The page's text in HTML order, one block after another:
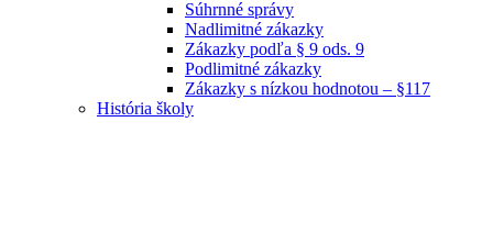
Súhrnné správy
Nadlimitné zákazky
Zákazky podľa § 9 ods. 9
Podlimitné zákazky
Zákazky s nízkou hodnotou – §117
História školy